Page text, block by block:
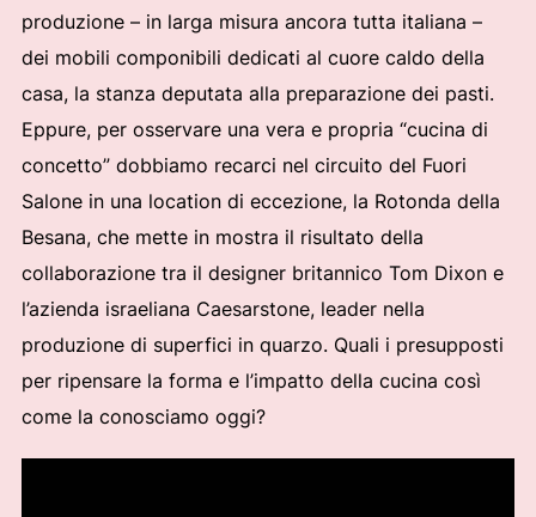
produzione – in larga misura ancora tutta italiana –
dei mobili componibili dedicati al cuore caldo della
casa, la stanza deputata alla preparazione dei pasti.
Eppure, per osservare una vera e propria “cucina di
concetto” dobbiamo recarci nel circuito del Fuori
Salone in una location di eccezione, la Rotonda della
Besana, che mette in mostra il risultato della
collaborazione tra il designer britannico Tom Dixon e
l’azienda israeliana Caesarstone, leader nella
produzione di superfici in quarzo. Quali i presupposti
per ripensare la forma e l’impatto della cucina così
come la conosciamo oggi?